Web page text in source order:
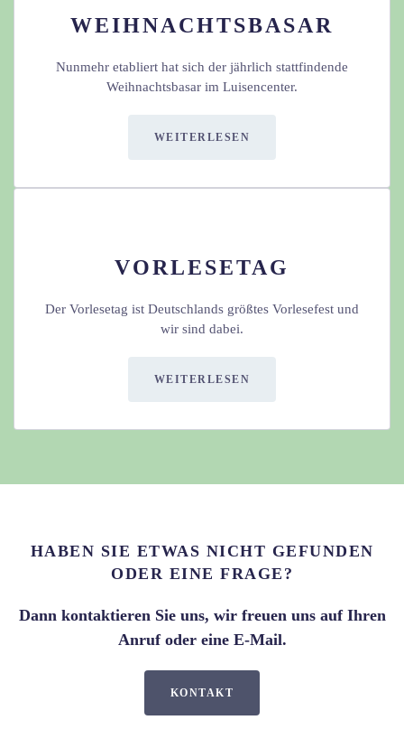
WEIHNACHTSBASAR
Nunmehr etabliert hat sich der jährlich stattfindende
Weihnachtsbasar im Luisencenter.
WEITERLESEN
VORLESETAG
Der Vorlesetag ist Deutschlands größtes Vorlesefest und
wir sind dabei.
WEITERLESEN
HABEN SIE ETWAS NICHT GEFUNDEN
ODER EINE FRAGE?
Dann kontaktieren Sie uns, wir freuen uns auf Ihren
Anruf oder eine E-Mail.
KONTAKT